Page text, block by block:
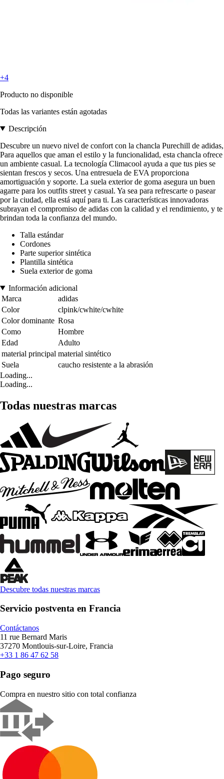
+4
Producto no disponible
Todas las variantes están agotadas
Descripción
Descubre un nuevo nivel de confort con la chancla Purechill de adidas,
Para aquellos que aman el estilo y la funcionalidad, esta chancla ofrece
un ambiente casual. La tecnología Climacool ayuda a que tus pies se
sientan frescos y secos. Una entresuela de EVA proporciona
amortiguación y soporte. La suela exterior de goma asegura un buen
agarre para los outfits street y casual. Ya sea para refrescarte o pasear
por la ciudad, ella está aquí para ti. Las características innovadoras
subrayan el compromiso de adidas con la calidad y el rendimiento, y te
brindan toda la confianza del mundo.
Talla estándar
Cordones
Parte superior sintética
Plantilla sintética
Suela exterior de goma
Información adicional
Marca
adidas
Color
clpink/cwhite/cwhite
Color dominante Rosa
Como
Hombre
Edad
Adulto
material principal material sintético
Suela
caucho resistente a la abrasión
Loading...
Loading...
Todas nuestras marcas
Descubre todas nuestras marcas
Servicio postventa en Francia
Contáctanos
11 rue Bernard Maris
37270 Montlouis-sur-Loire, Francia
+33 1 86 47 62 58
Pago seguro
Compra en nuestro sitio con total confianza